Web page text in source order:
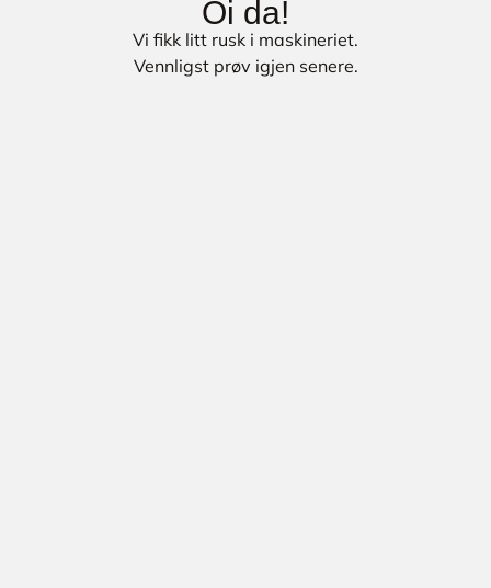
Oi da!
Vi fikk litt rusk i maskineriet.
Vennligst prøv igjen senere.